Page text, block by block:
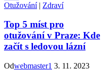
Otužování| Zdraví
Top 5 míst pro
otužování v Praze: Kde
začít s ledovou lázní
Odwebmaster1 3. 11. 2023